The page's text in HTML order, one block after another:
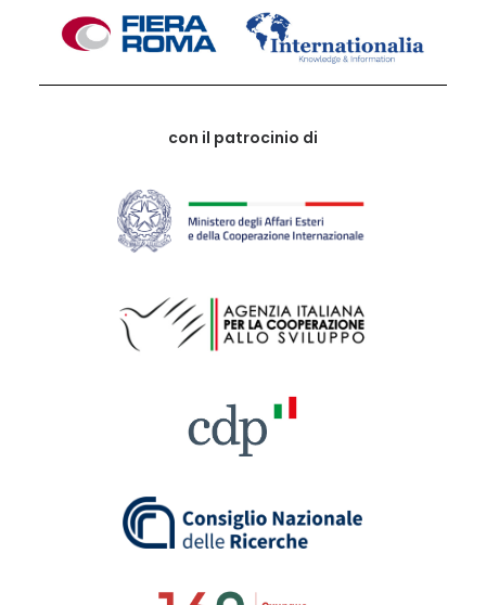
con il patrocinio di